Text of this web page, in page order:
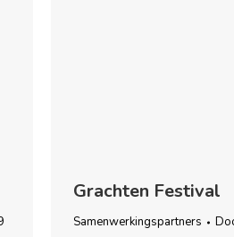
Grachten Festival
Samenwerkingspartners